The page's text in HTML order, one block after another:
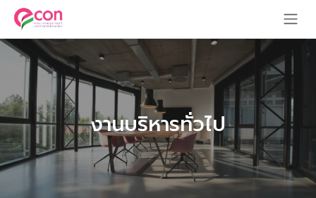
งานบริหารทั่วไป